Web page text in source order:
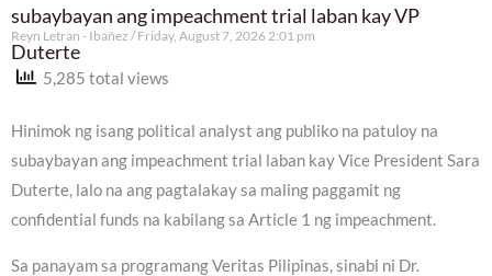
subaybayan ang impeachment trial laban kay VP
Duterte
Reyn Letran - Ibañez Friday, August 7, 2026 2:01 pm
5,285 total views
Hinimok ng isang political analyst ang publiko na patuloy na
subaybayan ang impeachment trial laban kay Vice President Sara
Duterte, lalo na ang pagtalakay sa maling paggamit ng
confidential funds na kabilang sa Article 1 ng impeachment.
Sa panayam sa programang Veritas Pilipinas, sinabi ni Dr.